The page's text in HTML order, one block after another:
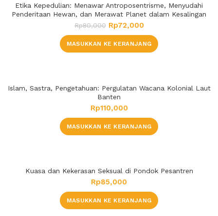
Etika Kepedulian: Menawar Antroposentrisme, Menyudahi
Penderitaan Hewan, dan Merawat Planet dalam Kesalingan
Rp80,000 Rp72,000
MASUKKAN KE KERANJANG
Islam, Sastra, Pengetahuan: Pergulatan Wacana Kolonial Laut
Banten
Rp110,000
MASUKKAN KE KERANJANG
Kuasa dan Kekerasan Seksual di Pondok Pesantren
Rp85,000
MASUKKAN KE KERANJANG